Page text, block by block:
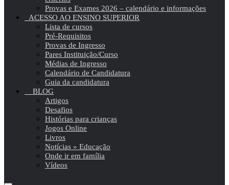
Provas e Exames 2026 – calendário e informações
ACESSO AO ENSINO SUPERIOR
Lista de cursos
Pré-Requisitos
Provas de Ingresso
Pares Instituição/Curso
Médias de Ingresso
Calendário de Candidatura
Guia da candidatura
BLOG
Artigos
Desafios
Histórias para crianças
Jogos Online
Livros
Notícias » Educação
Onde ir em família
Vídeos